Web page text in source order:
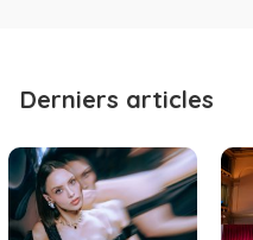
Derniers articles